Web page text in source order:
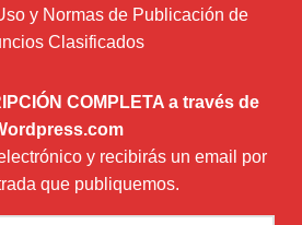
y Normas de Publicación de
Clasificados
COMPLETA a través de
y recibirás un email por
que publiquemos.